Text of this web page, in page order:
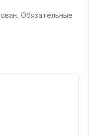
Обязательные